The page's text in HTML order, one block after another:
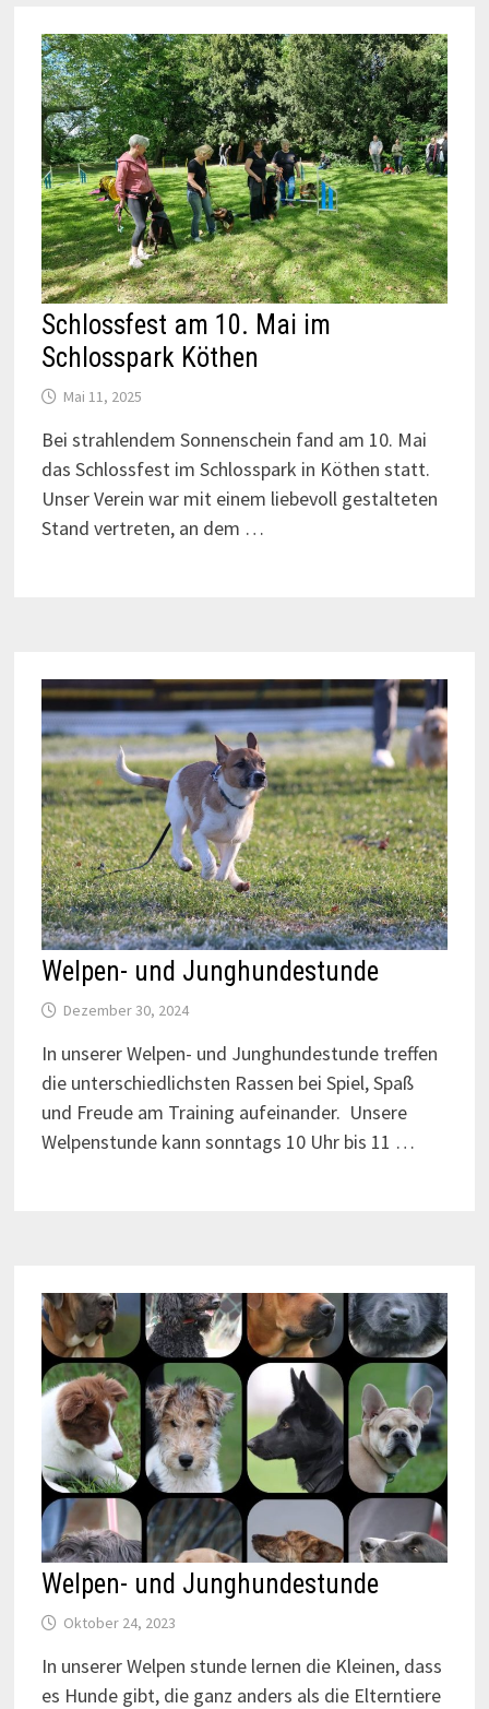
Schlossfest am 10. Mai im
Schlosspark Köthen
Mai 11, 2025
Bei strahlendem Sonnenschein fand am 10. Mai
das Schlossfest im Schlosspark in Köthen statt.
Unser Verein war mit einem liebevoll gestalteten
Stand vertreten, an dem …
Welpen- und Junghundestunde
Dezember 30, 2024
In unserer Welpen- und Junghundestunde treffen
die unterschiedlichsten Rassen bei Spiel, Spaß
und Freude am Training aufeinander. Unsere
Welpenstunde kann sonntags 10 Uhr bis 11 …
Welpen- und Junghundestunde
Oktober 24, 2023
In unserer Welpen stunde lernen die Kleinen, dass
es Hunde gibt, die ganz anders als die Elterntiere